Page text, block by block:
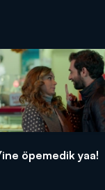
öpemedik yaa!